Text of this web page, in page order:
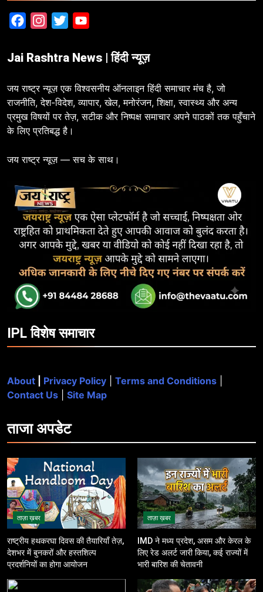
FacebookInstagram
Twitter
Jai Rashtra News | हिंदी न्यूज़
जय राष्ट्र न्यूज़ एक विश्वसनीय ऑनलाइन हिंदी समाचार मंच है, जो
राजनीति, देश-विदेश, व्यापार, खेल, मनोरंजन, शिक्षा, स्वास्थ्य और अन्य
प्रमुख विषयों पर तेज़, सटीक और निष्पक्ष समाचार अपने पाठकों तक पहुँचाने
के लिए प्रतिबद्ध है।
जय राष्ट्र न्यूज़ — सच के साथ।
IPL विशेष समाचार
About Privacy Policy Terms and Conditions
Contact Us
Site Map
ताजाअपडेट
ताज़ा ख़बर
राष्ट्रीय हथकरघा दिवस की तैयारियाँ तेज़,
देशभर में बुनकरों और हस्तशिल्प
प्रदर्शनियों का होगा आयोजन
ताज़ा ख़बर
IMD ने मध्य प्रदेश, असम और केरल के
लिए रेड अलर्ट जारी किया, कई राज्यों में
भारी बारिश की चेतावनी